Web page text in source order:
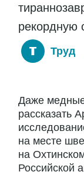
рекордную
Труд
Даже
рассказать
на месте
на
Российской